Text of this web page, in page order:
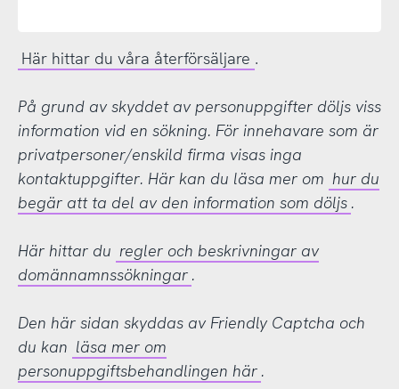
Här hittar du våra återförsäljare .
På grund av skyddet av personuppgifter döljs viss
information vid en sökning. För innehavare som är
privatpersoner/enskild firma visas inga
kontaktuppgifter. Här kan du läsa mer om hur du
begär att ta del av den information som döljs .
Här hittar du regler och beskrivningar av
domännamnssökningar .
Den här sidan skyddas av Friendly Captcha och
du kan läsa mer om
personuppgiftsbehandlingen här .